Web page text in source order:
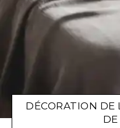
DÉCORATION DE